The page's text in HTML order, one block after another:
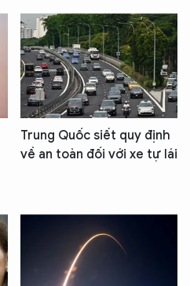
Trung Quốc siết quy định
về an toàn đối với xe tự lái